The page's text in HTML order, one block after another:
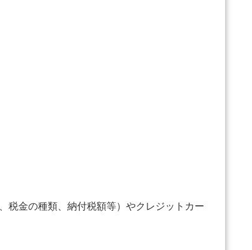
税金の種類、納付税額等）やクレジットカー